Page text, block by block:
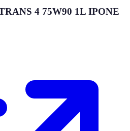
4 75W90 1L IPONE